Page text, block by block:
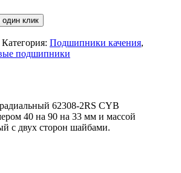
один клик
Категория: Подшипники качения,
подшипники
62308-2RS CYB
40 на 90 на 33 мм и массой
с двух сторон шайбами.